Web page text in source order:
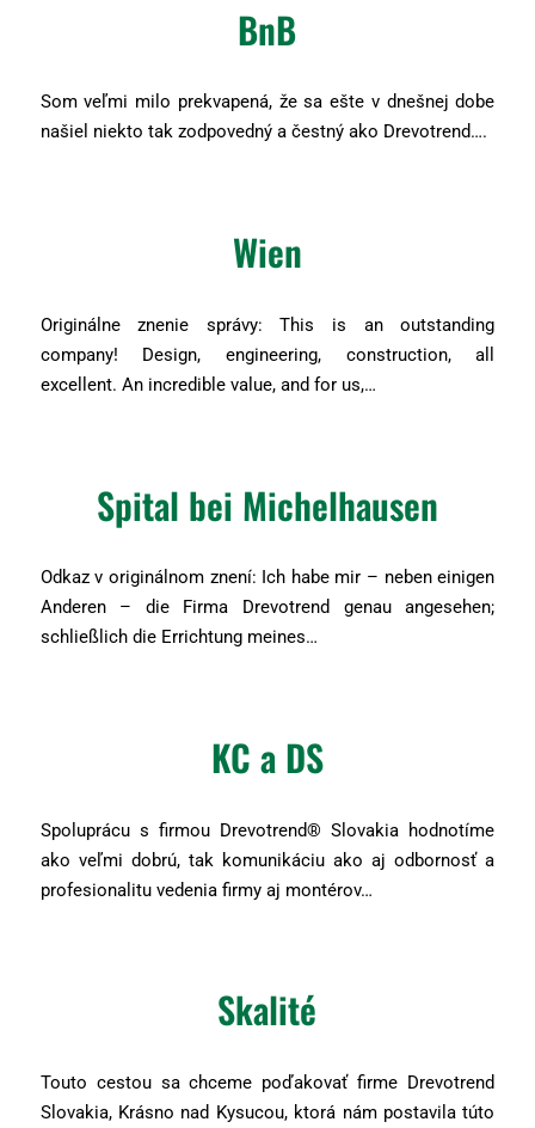
BnB
Som veľmi milo prekvapená, že sa ešte v dnešnej dobe
našiel niekto tak zodpovedný a čestný ako Drevotrend….
Wien
Originálne znenie správy: This is an outstanding
company! Design, engineering, construction, all
excellent. An incredible value, and for us,…
Spital bei Michelhausen
Odkaz v originálnom znení: Ich habe mir – neben einigen
Anderen – die Firma Drevotrend genau angesehen;
schließlich die Errichtung meines…
KC a DS
Spoluprácu s firmou Drevotrend® Slovakia hodnotíme
ako veľmi dobrú, tak komunikáciu ako aj odbornosť a
profesionalitu vedenia firmy aj montérov…
Skalité
Touto cestou sa chceme poďakovať firme Drevotrend
Slovakia, Krásno nad Kysucou, ktorá nám postavila túto